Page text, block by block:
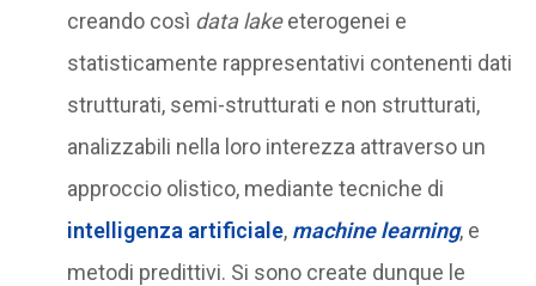
creando così data lakeeterogenei e
statisticamente rappresentativi contenenti dati
strutturati, semi-strutturati e non strutturati,
analizzabili nella loro interezza attraverso un
approccio olistico, mediante tecniche di
intelligenza artificiale, machine learning, e
metodi predittivi. Si sono create dunque le